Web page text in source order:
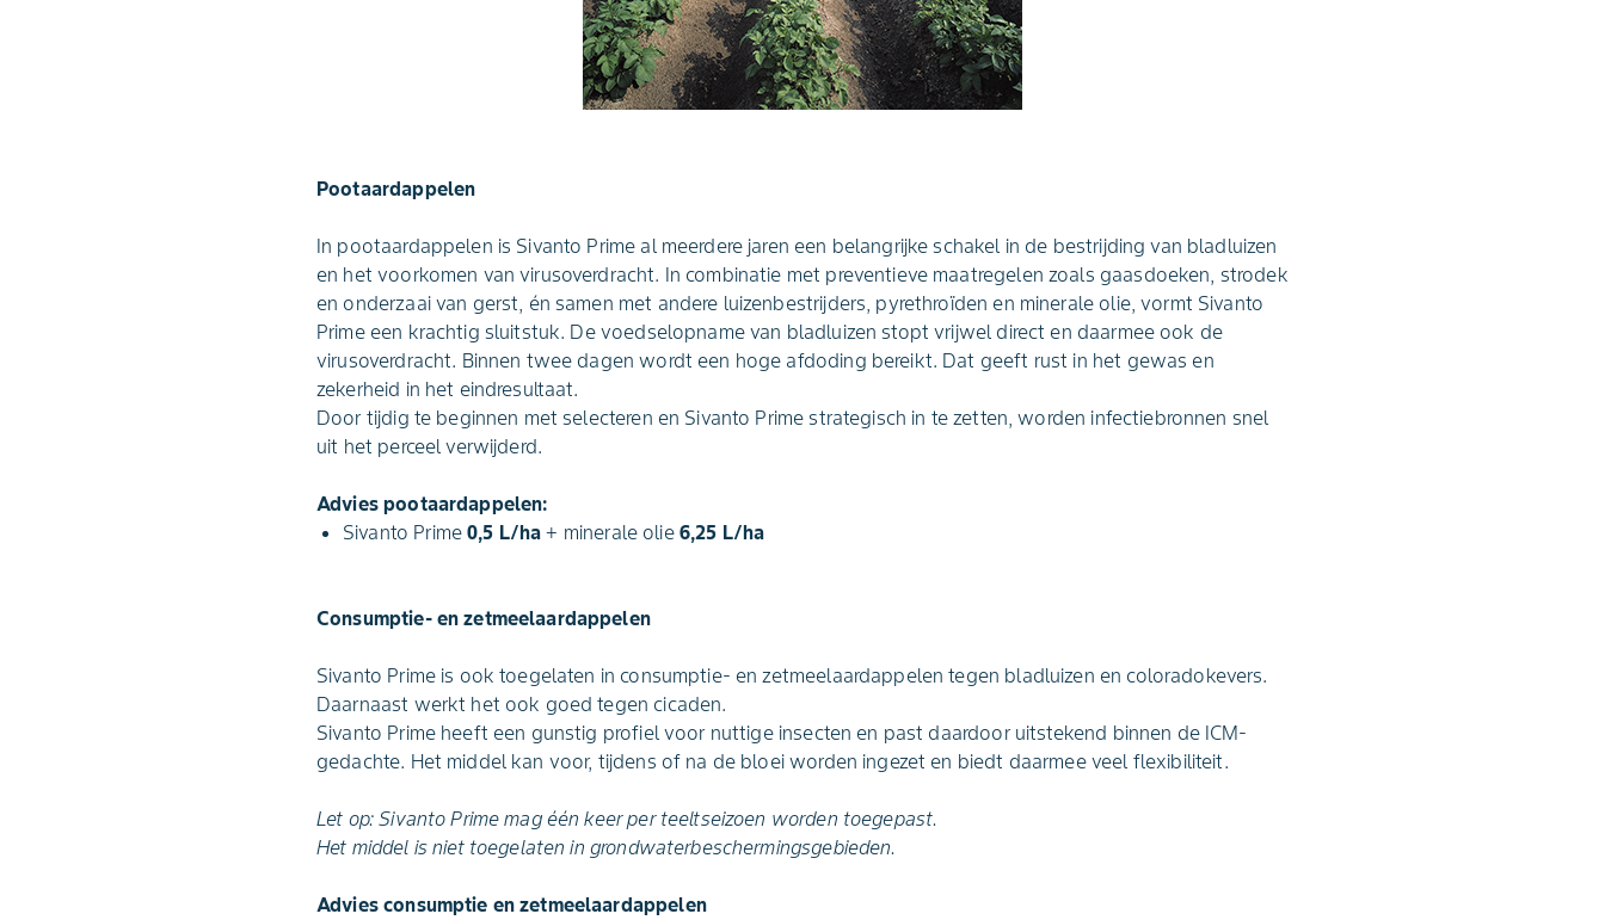
Pootaardappelen
In pootaardappelen is Sivanto Prime al meerdere jaren een belangrijke schakel in de bestrijding van bladluizen
en het voorkomen van virusoverdracht. In combinatie met preventieve maatregelen zoals gaasdoeken, strodek
en onderzaai van gerst, én samen met andere luizenbestrijders, pyrethroïden en minerale olie, vormt Sivanto
Prime een krachtig sluitstuk. De voedselopname van bladluizen stopt vrijwel direct en daarmee ook de
virusoverdracht. Binnen twee dagen wordt een hoge afdoding bereikt. Dat geeft rust in het gewas en
zekerheid in het eindresultaat.
Door tijdig te beginnen met selecteren en Sivanto Prime strategisch in te zetten, worden infectiebronnen snel
uit het perceel verwijderd.
Advies pootaardappelen:
Sivanto Prime0,5 L/ha + minerale olie 6,25 L/ha
Consumptie- en zetmeelaardappelen
Sivanto Prime is ook toegelaten in consumptie- en zetmeelaardappelen tegen bladluizen en coloradokevers.
Daarnaast werkt het ook goed tegen cicaden.
Sivanto Prime heeft een gunstig profiel voor nuttige insecten en past daardoor uitstekend binnen de ICM-
gedachte. Het middel kan voor, tijdens of na de bloei worden ingezet en biedt daarmee veel flexibiliteit.
Let op: Sivanto Prime mag één keer per teeltseizoen worden toegepast.
Het middel is niet toegelaten in grondwaterbeschermingsgebieden.
Advies consumptie en zetmeelaardappelen